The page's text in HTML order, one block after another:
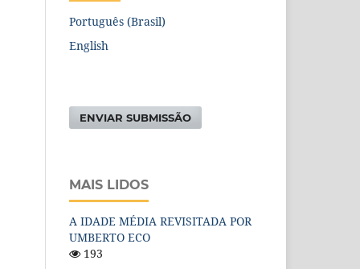
Português (Brasil)
English
ENVIAR SUBMISSÃO
MAIS LIDOS
A IDADE MÉDIA REVISITADA POR
UMBERTO ECO
193